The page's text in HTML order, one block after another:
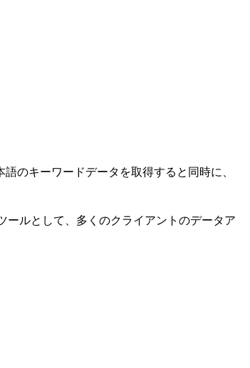
のキーワードデータを取得すると同時に、
ールとして、多くのクライアントのデータア